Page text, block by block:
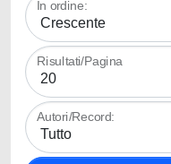
In ordine:
Risultati/Pagina
Autori/Record: